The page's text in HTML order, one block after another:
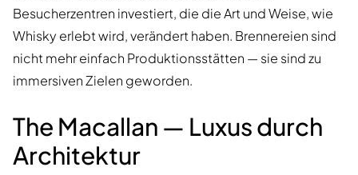
Besucherzentren investiert, die die Art und Weise, wie
Whisky erlebt wird, verändert haben. Brennereien sind
nicht mehr einfach Produktionsstätten — sie sind zu
immersiven Zielen geworden.
The Macallan — Luxus durch
Architektur